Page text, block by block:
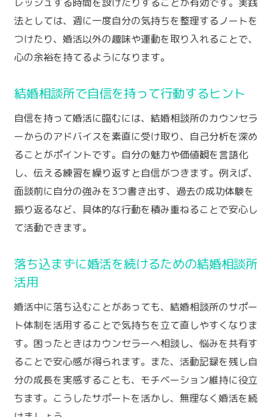
法としては、週に一度自分の気持ちを整理するノートを
つけたり、婚活以外の趣味や運動を取り入れることで、
心の余裕を持てるようになります。
結婚相談所で自信を持って行動するヒント
自信を持って婚活に臨むには、結婚相談所のカウンセラ
ーからのアドバイスを素直に受け取り、自己分析を深め
ることがポイントです。自分の魅力や価値観を言語化
し、伝える練習を繰り返すと自信がつきます。例えば、
面談前に自分の強みを3つ書き出す、過去の成功体験を
振り返るなど、具体的な行動を積み重ねることで安心し
て活動できます。
落ち込まずに婚活を続けるための結婚相談所
活用
婚活中に落ち込むことがあっても、結婚相談所のサポー
ト体制を活用することで気持ちを立て直しやすくなりま
す。困ったときはカウンセラーへ相談し、悩みを共有す
ることで安心感が得られます。また、活動記録を残し自
分の成長を実感することも、モチベーション維持に役立
ちます。こうしたサポートを活かし、無理なく婚活を続